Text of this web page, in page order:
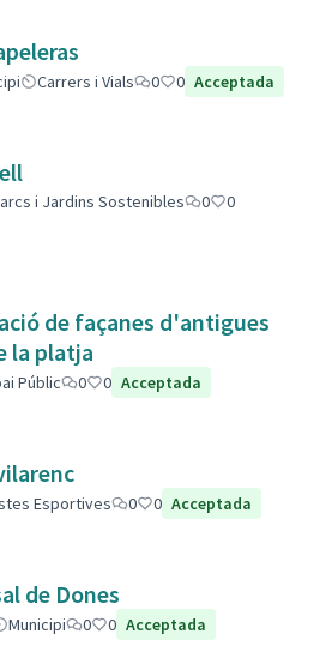
Carrers i Vials 0 0 Acceptada
i Jardins Sostenibles 0
0
de façanes d'antigues
la platja
Públic 0 0 Acceptada
Esportives 0 0 Acceptada
de Dones
Municipi 0 0 Acceptada